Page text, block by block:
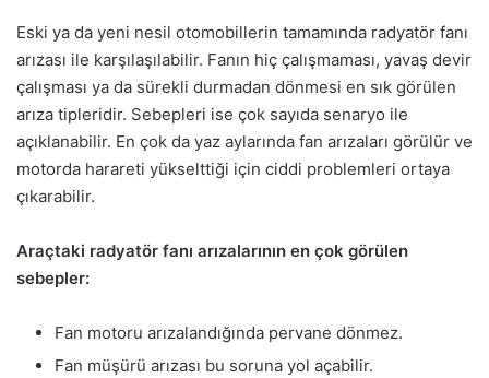
Eski ya da yeni nesil otomobillerin tamamında radyatör fanı
arızası ile karşılaşılabilir. Fanın hiç çalışmaması, yavaş devir
çalışması ya da sürekli durmadan dönmesi en sık görülen
arıza tipleridir. Sebepleri ise çok sayıda senaryo ile
açıklanabilir. En çok da yaz aylarında fan arızaları görülür ve
motorda harareti yükselttiği için ciddi problemleri ortaya
çıkarabilir.
Araçtaki radyatör fanı arızalarının en çok görülen
sebepler:
Fan motoru arızalandığında pervane dönmez.
Fan müşürü arızası bu soruna yol açabilir.